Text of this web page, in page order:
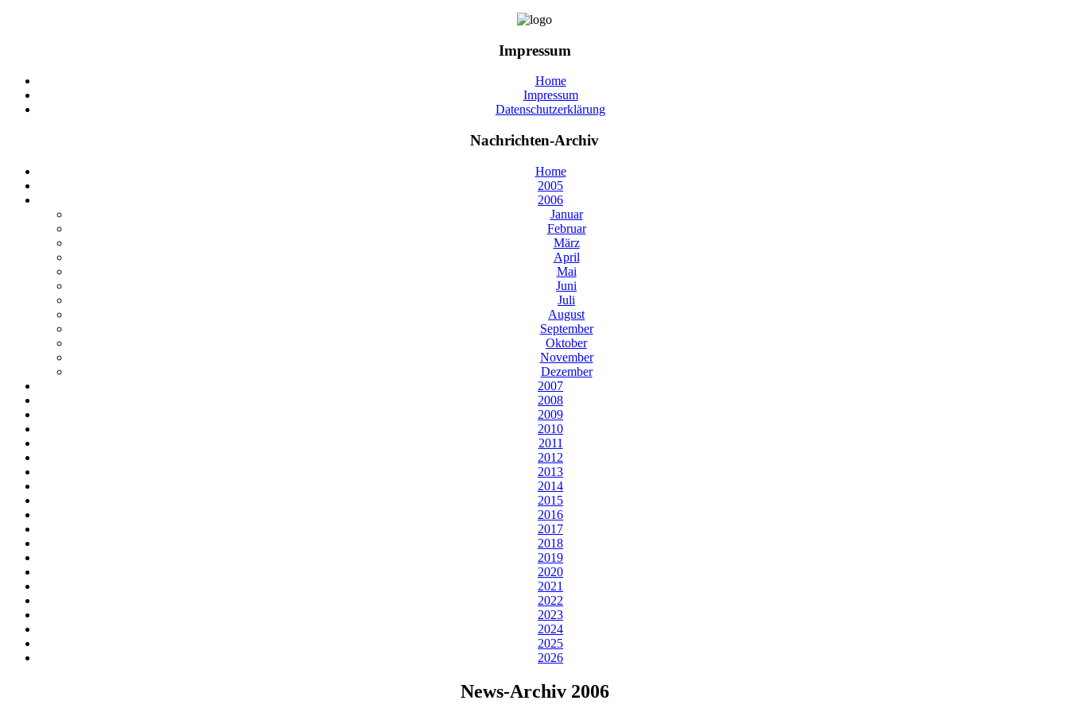
Impressum
Home
Impressum
Datenschutzerklärung
Nachrichten-Archiv
Home
2005
2006
Januar
Februar
März
April
Mai
Juni
Juli
August
September
Oktober
November
Dezember
2007
2008
2009
2010
2011
2012
2013
2014
2015
2016
2017
2018
2019
2020
2021
2022
2023
2024
2025
2026
News-Archiv 2006